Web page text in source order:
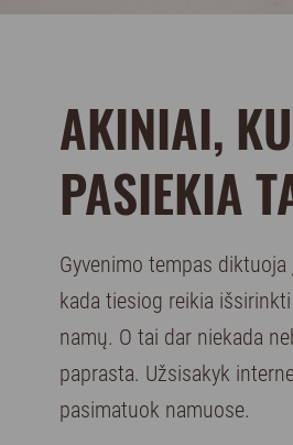
AKINIAI,
PASIEKIA
Gyvenimo tempas
kada tiesiog reikia
namų. O tai dar niekada
paprasta. Užsisakyk
pasimatuok namuose.